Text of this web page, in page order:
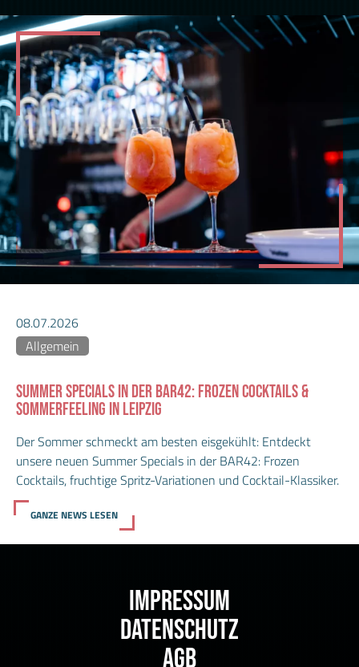
08.07.2026
Allgemein
SUMMER SPECIALS IN DER BAR42: FROZEN COCKTAILS &
SOMMERFEELING IN LEIPZIG
Der Sommer schmeckt am besten eisgekühlt: Entdeckt
unsere neuen Summer Specials in der BAR42: Frozen
Cocktails, fruchtige Spritz-Variationen und Cocktail-Klassiker.
GANZE NEWS LESEN
IMPRESSUM
DATENSCHUTZ
AGB